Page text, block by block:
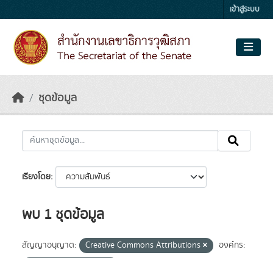
เข้าสู่ระบบ
ชุดข้อมูล
เรียงโดย
พบ 1 ชุดข้อมูล
สัญญาอนุญาต: Creative Commons Attributions
องค์กร: